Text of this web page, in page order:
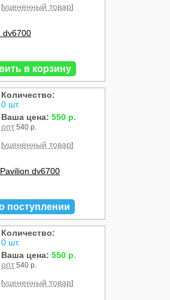
[уцененный товар]
dv6700
в корзину
Количество:
0 шт.
Ваша цена: 550 р.
опт 540 р.
[уцененный товар]
dv6700
поступлении
Количество:
0 шт.
Ваша цена: 550 р.
опт 540 р.
[уцененный товар]